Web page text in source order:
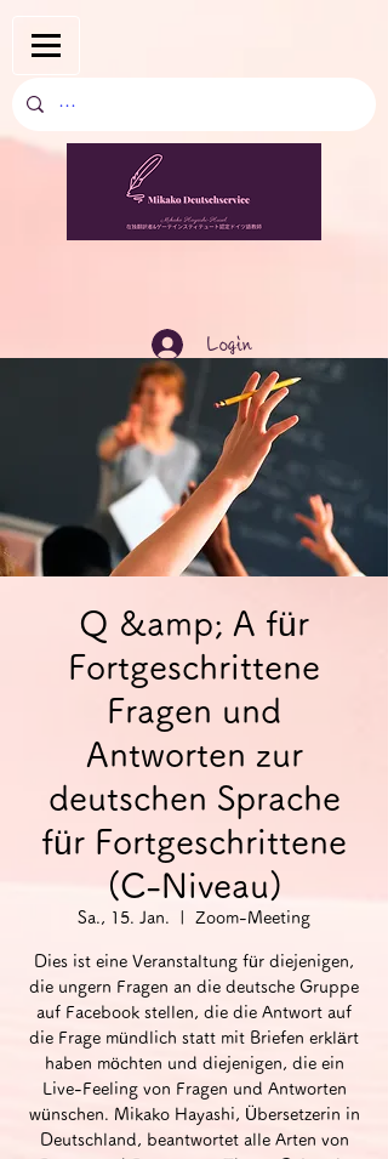
Login
Q &amp; A für
Fortgeschrittene
Fragen und
Antworten zur
deutschen Sprache
für Fortgeschrittene
(C-Niveau)
Sa., 15. Jan. Zoom-Meeting
Dies ist eine Veranstaltung für diejenigen,
die ungern Fragen an die deutsche Gruppe
auf Facebook stellen, die die Antwort auf
die Frage mündlich statt mit Briefen erklärt
haben möchten und diejenigen, die ein
Live-Feeling von Fragen und Antworten
wünschen. Mikako Hayashi, Übersetzerin in
Deutschland, beantwortet alle Arten von